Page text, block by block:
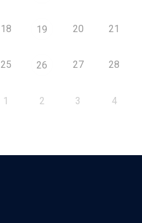
18 19 20 21
25 26 27 28
1 2 3 4